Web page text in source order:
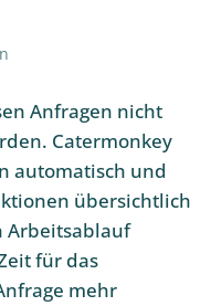
Anfragen nicht
Catermonkey
automatisch und
übersichtlich
Arbeitsablauf
für das
mehr